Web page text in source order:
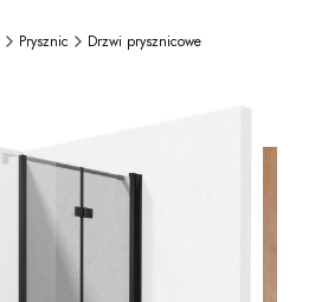
Prysznic Drzwi prysznicowe